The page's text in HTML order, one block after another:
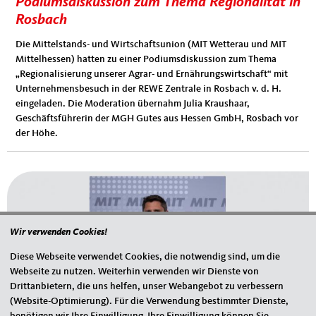
Rosbach
Die Mittelstands- und Wirtschaftsunion (MIT Wetterau und MIT
Mittelhessen) hatten zu einer Podiumsdiskussion zum Thema
„Regionalisierung unserer Agrar- und Ernährungswirtschaft“ mit
Unternehmensbesuch in der REWE Zentrale in Rosbach v. d. H.
eingeladen. Die Moderation übernahm Julia Kraushaar,
Geschäftsführerin der MGH Gutes aus Hessen GmbH, Rosbach vor
der Höhe.
Wir verwenden Cookies!
Diese Webseite verwendet Cookies, die notwendig sind, um die
Webseite zu nutzen. Weiterhin verwenden wir Dienste von
Drittanbietern, die uns helfen, unser Webangebot zu verbessern
(Website-Optimierung). Für die Verwendung bestimmter Dienste,